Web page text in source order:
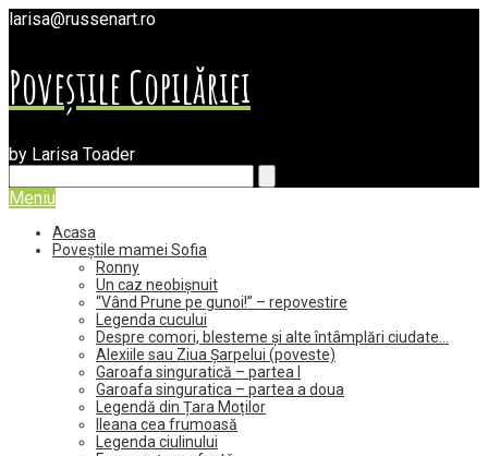
larisa@russenart.ro
Poveștile Copilăriei
by Larisa Toader
Meniu
Acasa
Poveștile mamei Sofia
Ronny
Un caz neobișnuit
“Vând Prune pe gunoi!” – repovestire
Legenda cucului
Despre comori, blesteme și alte întâmplări ciudate…
Alexiile sau Ziua Șarpelui (poveste)
Garoafa singuratică – partea I
Garoafa singuratica – partea a doua
Legendă din Țara Moților
Ileana cea frumoasă
Legenda ciulinului